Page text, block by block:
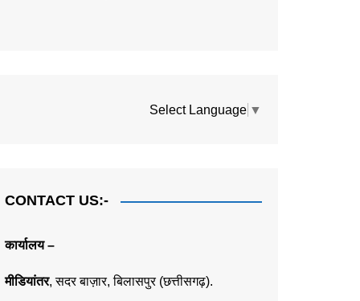
Select Language ▼
CONTACT US:-
कार्यालय –
मीडियांतर,सदर बाज़ार,बिलासपुर (छत्तीसगढ़).